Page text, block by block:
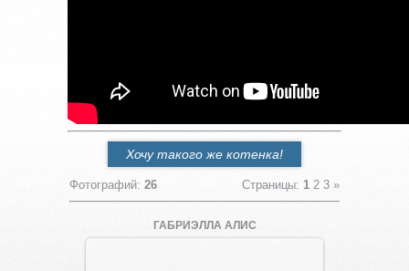
Хочу такого же котенка!
Фотографий: 26 Страницы: 1 2 3 »
ГАБРИЭЛЛА АЛИС